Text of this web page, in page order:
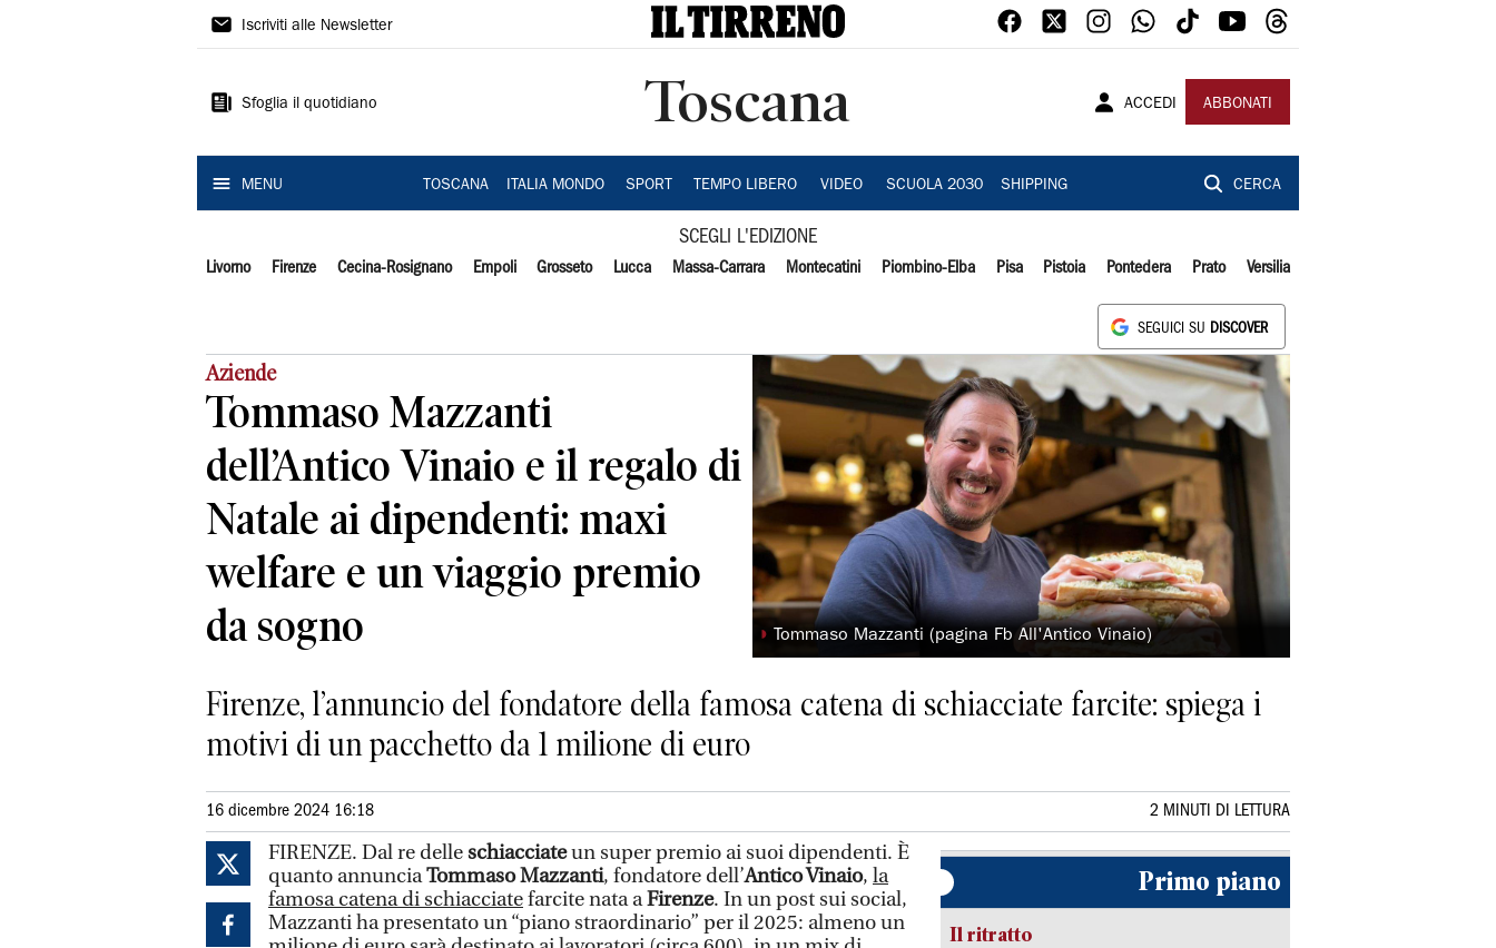
Il
Iscriviti alle Newsletter
Sfoglia il quotidiano Toscana ACCEDI ABBONATI
MENU TOSCANA ITALIA MONDO SPORT TEMPO LIBERO VIDEO SCUOLA 2030 SHIPPING CERCA
SCEGLI L'EDIZIONE
Livorno Firenze Cecina-Rosignano Empoli Grosseto Lucca Massa-Carrara Montecatini Piombino-Elba Pisa Pistoia Pontedera Prato Versilia
SEGUICI SU DISCOVER
Aziende
Tommaso Mazzanti
dell’Antico Vinaio e il regalo di
Natale ai dipendenti: maxi
welfare e un viaggio premio
da sogno
◗ Tommaso Mazzanti (pagina Fb All'Antico Vinaio)
Firenze, l’annuncio del fondatore della famosa catena di schiacciate farcite: spiega i
motivi di un pacchetto da 1 milione di euro
16 dicembre 2024 16:18 2 MINUTI DI LETTURA
FIRENZE. Dal re delleschiacciateun super premio ai suoi dipendenti. È
quanto annunciaTommaso Mazzanti, fondatore dell’Antico Vinaio, la
famosa catena di schiacciatefarcite nata aFirenze. In un post sui social,
Mazzanti ha presentato un “piano straordinario” per il 2025: almeno un
Primo piano
Il ritratto